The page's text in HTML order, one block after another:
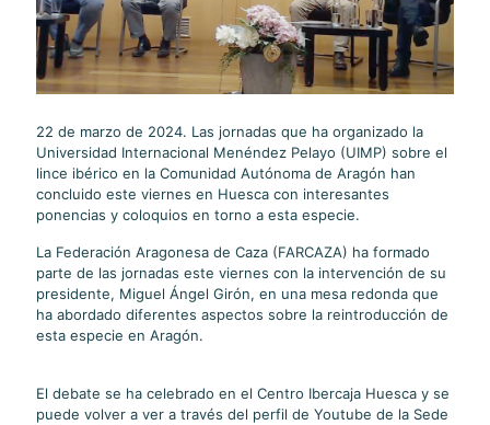
22 de marzo de 2024. Las jornadas que ha organizado la
Universidad Internacional Menéndez Pelayo (UIMP) sobre el
lince ibérico en la Comunidad Autónoma de Aragón han
concluido este viernes en Huesca con interesantes
ponencias y coloquios en torno a esta especie.
La Federación Aragonesa de Caza (FARCAZA) ha formado
parte de las jornadas este viernes con la intervención de su
presidente, Miguel Ángel Girón, en una mesa redonda que
ha abordado diferentes aspectos sobre la reintroducción de
esta especie en Aragón.
El debate se ha celebrado en el Centro Ibercaja Huesca y se
puede volver a ver a través del perfil de Youtube de la Sede